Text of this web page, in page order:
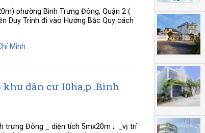
phường Bình Trưng Đông, Quận 2 (
Duy Trinh đi vào Hướng Bắc Quy cách
Minh
khu dân cư 10ha,p .Bình
trưng Đông _ diện tích 5mx20m ; _vị trí